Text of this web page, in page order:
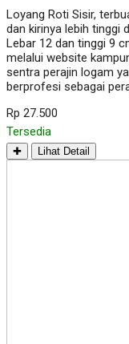
Loyang Roti Sisir,
dan kirinya lebih tinggi
Lebar 12 dan tinggi 9
melalui website
sentra perajin logam
berprofesi sebagai
Rp 27.500
Tersedia
✚ Lihat Detail